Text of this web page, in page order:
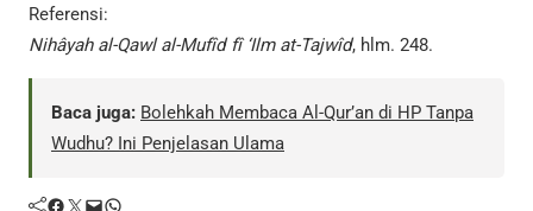
Referensi:
Nihâyah al-Qawl al-Mufîd fî ‘Ilm at-Tajwîd, hlm. 248.
Baca juga: Bolehkah Membaca Al-Qur’an di HP Tanpa
Wudhu? Ini Penjelasan Ulama
Facebook Twitter Mail WhatsApp